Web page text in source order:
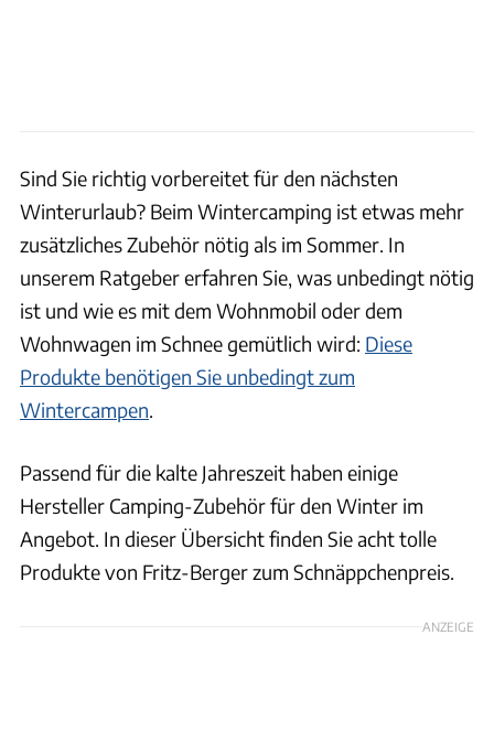
Sind Sie richtig vorbereitet für den nächsten
Winterurlaub? Beim Wintercamping ist etwas mehr
zusätzliches Zubehör nötig als im Sommer. In
unserem Ratgeber erfahren Sie, was unbedingt nötig
ist und wie es mit dem Wohnmobil oder dem
Wohnwagen im Schnee gemütlich wird: Diese
Produkte benötigen Sie unbedingt zum
Wintercampen.
Passend für die kalte Jahreszeit haben einige
Hersteller Camping-Zubehör für den Winter im
Angebot. In dieser Übersicht finden Sie acht tolle
Produkte von Fritz-Berger zum Schnäppchenpreis.
ANZEIGE